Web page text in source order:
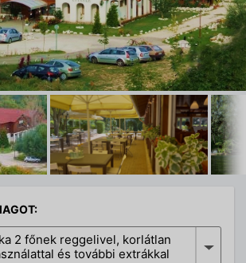
2 főnek reggelivel, korlátlan
és további extrákkal